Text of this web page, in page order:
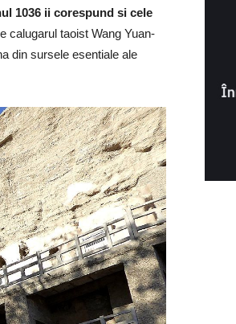
1036 ii corespund si cele
calugarul taoist Wang Yuan-
din sursele esentiale ale